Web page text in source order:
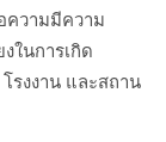
ความมีความ
ในการเกิด
รงงาน และสถาน